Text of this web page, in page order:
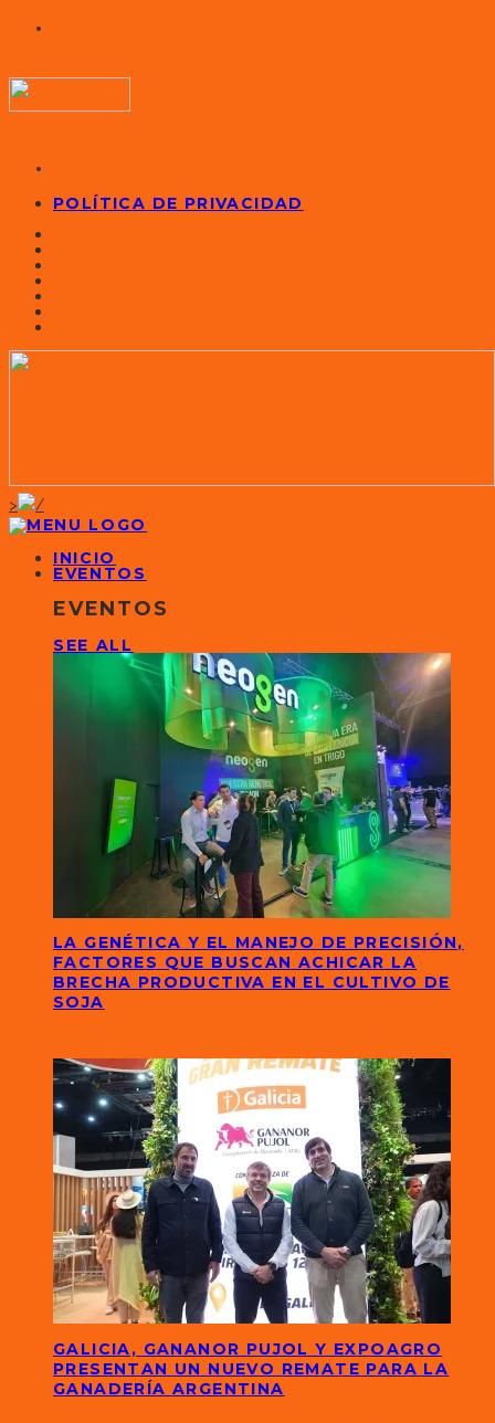
POLÍTICA DE PRIVACIDAD
>
INICIO
EVENTOS
EVENTOS
SEE ALL
LA GENÉTICA Y EL MANEJO DE PRECISIÓN,
FACTORES QUE BUSCAN ACHICAR LA
BRECHA PRODUCTIVA EN EL CULTIVO DE
SOJA
GALICIA, GANANOR PUJOL Y EXPOAGRO
PRESENTAN UN NUEVO REMATE PARA LA
GANADERÍA ARGENTINA